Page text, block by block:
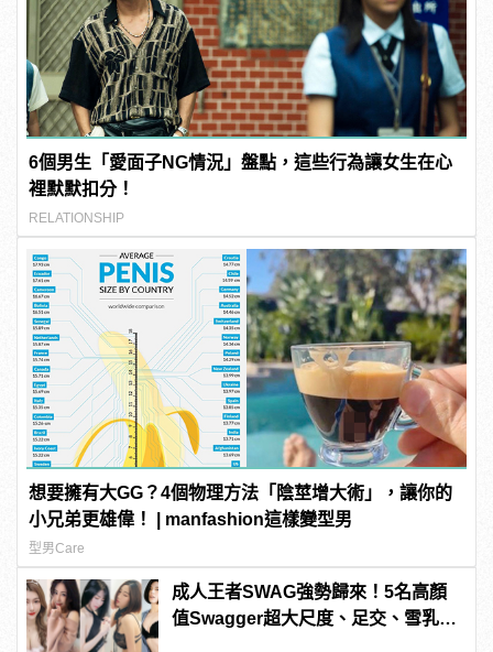
6個男生「愛面子NG情況」盤點，這些行為讓女生在心
裡默默扣分！
RELATIONSHIP
想要擁有大GG？4個物理方法「陰莖增大術」，讓你的
小兄弟更雄偉！ | manfashion這樣變型男
型男Care
成人王者SWAG強勢歸來！5名高顏
值Swagger超大尺度、足交、雪乳、